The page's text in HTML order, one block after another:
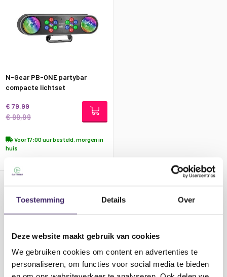
Toestemming Details Over
Deze website maakt gebruik van cookies
We gebruiken cookies om content en advertenties te
personaliseren, om functies voor social media te bieden
N-Gear PB-ONE partybar
compacte lichtset
€ 79,99
€ 99,99
Voor 17:00 uur besteld, morgen in
huis
U lees momenteel pagina
1 Pagina
3 Pagina
4 Pagina
Volgende
FILTEREN
Verkoopprijs